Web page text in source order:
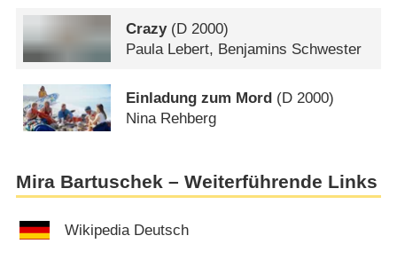
Crazy(D 2000)
Paula Lebert, Benjamins Schwester
Einladung zum Mord (D 2000)
Nina Rehberg
Mira Bartuschek – Weiterführende Links
Wikipedia Deutsch